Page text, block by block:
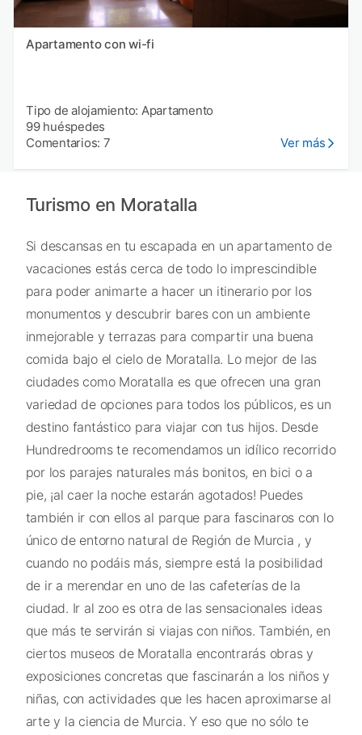
Apartamento con wi-fi
Tipo de alojamiento: Apartamento
99 huéspedes
Comentarios: 7
Ver más
Turismo en Moratalla
Si descansas en tu escapada en un apartamento de
vacaciones estás cerca de todo lo imprescindible
para poder animarte a hacer un itinerario por los
monumentos y descubrir bares con un ambiente
inmejorable y terrazas para compartir una buena
comida bajo el cielo de Moratalla. Lo mejor de las
ciudades como Moratalla es que ofrecen una gran
variedad de opciones para todos los públicos, es un
destino fantástico para viajar con tus hijos. Desde
Hundredrooms te recomendamos un idílico recorrido
por los parajes naturales más bonitos, en bici o a
pie, ¡al caer la noche estarán agotados! Puedes
también ir con ellos al parque para fascinaros con lo
único de entorno natural de Región de Murcia , y
cuando no podáis más, siempre está la posibilidad
de ir a merendar en uno de las cafeterías de la
ciudad. Ir al zoo es otra de las sensacionales ideas
que más te servirán si viajas con niños. También, en
ciertos museos de Moratalla encontrarás obras y
exposiciones concretas que fascinarán a los niños y
niñas, con actividades que les hacen aproximarse al
arte y la ciencia de Murcia. Y eso que no sólo te